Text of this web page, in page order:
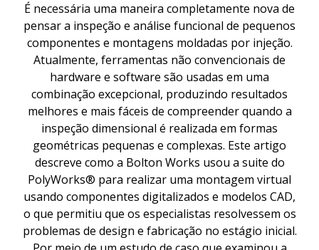
É necessária uma maneira completamente nova de
pensar a inspeção e análise funcional de pequenos
componentes e montagens moldadas por injeção.
Atualmente, ferramentas não convencionais de
hardware e software são usadas em uma
combinação excepcional, produzindo resultados
melhores e mais fáceis de compreender quando a
inspeção dimensional é realizada em formas
geométricas pequenas e complexas. Este artigo
descreve como a Bolton Works usou a suite do
PolyWorks® para realizar uma montagem virtual
usando componentes digitalizados e modelos CAD,
o que permitiu que os especialistas resolvessem os
problemas de design e fabricação no estágio inicial.